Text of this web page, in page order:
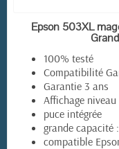
Epson 503XL
100% testé
Compatibilité
Garantie 3 ans
Affichage niveau
puce intégrée
grande capacité :
compatible